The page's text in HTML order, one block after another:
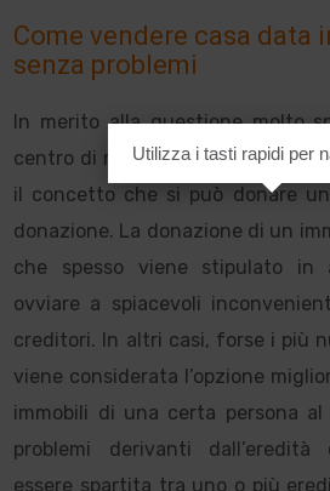
Come vendere casa data
senza problemi
In merito alla questione molto
centro di numerose controversie
il concetto che si può donare
donazione. La donazione di un
che spesso viene stipulato in
ovviare a spiacevoli
creditori. In altri casi, forse i più
viene considerata l’opzione
immobili di una certa persona
problemi derivanti dall’eredità
essere spartita tra uno o più
Utilizza i tasti rapidi per